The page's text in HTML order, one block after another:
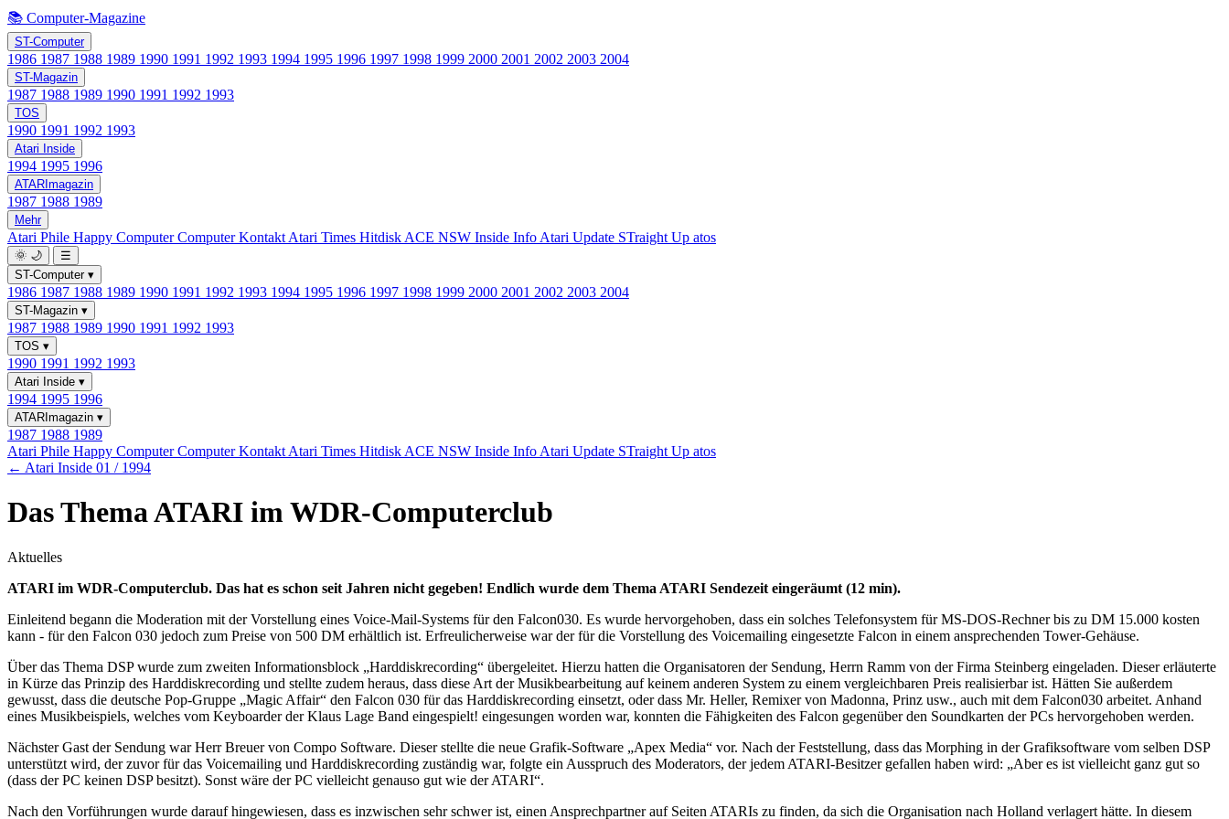
📚 Computer-Magazine
ST-Computer
1986 1987 1988 1989 1990 1991 1992 1993 1994 1995 1996 1997 1998 1999 2000 2001 2002 2003 2004
ST-Magazin
1987 1988 1989 1990 1991 1992 1993
TOS
1990 1991 1992 1993
Atari Inside
1994 1995 1996
ATARImagazin
1987 1988 1989
Mehr
Atari Phile Happy ComputerComputer Kontakt Atari Times Hitdisk ACE NSW Inside Info Atari Update STraight Up atos
🌞 🌙
☰
ST-Computer ▾
1986 1987 1988 1989 1990 1991 1992 1993 1994 1995 1996 1997 1998 1999 2000 2001 2002 2003 2004
ST-Magazin ▾
1987 1988 1989 1990 1991 1992 1993
TOS ▾
1990 1991 1992 1993
Atari Inside ▾
1994 1995 1996
ATARImagazin ▾
1987 1988 1989
Atari Phile Happy ComputerComputer Kontakt Atari Times Hitdisk ACE NSW Inside Info Atari Update STraight Up atos
← Atari Inside 01 / 1994
Das Thema ATARI im WDR-Computerclub
Aktuelles
ATARI im WDR-Computerclub. Das hat es schon seit Jahren nicht gegeben! Endlich wurde dem Thema ATARI Sendezeit eingeräumt (12 min).
Einleitend begann die Moderation mit der Vorstellung eines Voice-Mail-Systems für den Falcon030. Es wurde hervorgehoben, dass ein solches Telefonsystem für MS-DOS-Rechner bis zu DM 15.000 kosten
kann - für den Falcon 030 jedoch zum Preise von 500 DM erhältlich ist. Erfreulicherweise war der für die Vorstellung des Voicemailing eingesetzte Falcon in einem ansprechenden Tower-Gehäuse.
Über das Thema DSP wurde zum zweiten Informationsblock „Harddiskrecording“ übergeleitet. Hierzu hatten die Organisatoren der Sendung, Herrn Ramm von der Firma Steinberg eingeladen. Dieser erläuterte
in Kürze das Prinzip des Harddiskrecording und stellte zudem heraus, dass diese Art der Musikbearbeitung auf keinem anderen System zu einem vergleichbaren Preis realisierbar ist. Hätten Sie außerdem
gewusst, dass die deutsche Pop-Gruppe „Magic Affair“ den Falcon 030 für das Harddiskrecording einsetzt, oder dass Mr. Heller, Remixer von Madonna, Prinz usw., auch mit dem Falcon030 arbeitet. Anhand
eines Musikbeispiels, welches vom Keyboarder der Klaus Lage Band eingespielt! eingesungen worden war, konnten die Fähigkeiten des Falcon gegenüber den Soundkarten der PCs hervorgehoben werden.
Nächster Gast der Sendung war Herr Breuer von Compo Software. Dieser stellte die neue Grafik-Software „Apex Media“ vor. Nach der Feststellung, dass das Morphing in der Grafiksoftware vom selben DSP
unterstützt wird, der zuvor für das Voicemailing und Harddiskrecording zuständig war, folgte ein Ausspruch des Moderators, der jedem ATARI-Besitzer gefallen haben wird: „Aber es ist vielleicht ganz gut so
(dass der PC keinen DSP besitzt). Sonst wäre der PC vielleicht genauso gut wie der ATARI“.
Nach den Vorführungen wurde darauf hingewiesen, dass es inzwischen sehr schwer ist, einen Ansprechpartner auf Seiten ATARIs zu finden, da sich die Organisation nach Holland verlagert hätte. In diesem